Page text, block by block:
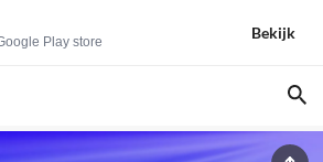
Play store
Bekijk